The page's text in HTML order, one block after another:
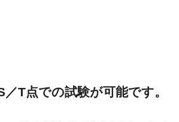
T点での試験が可能です。